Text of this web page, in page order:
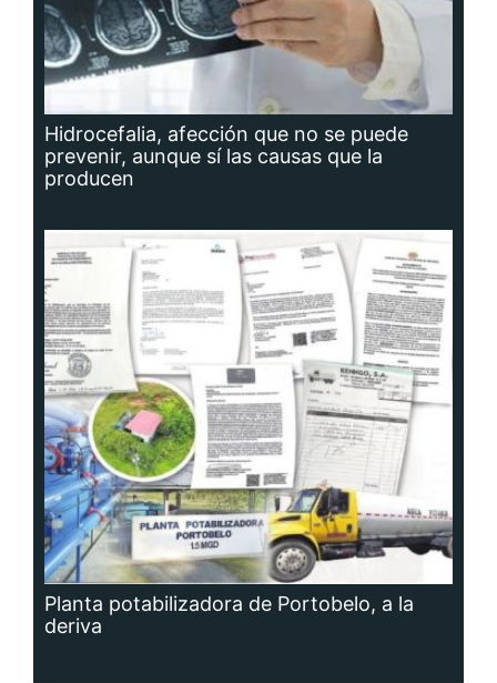
Hidrocefalia, afección que no se puede
prevenir, aunque sí las causas que la
producen
Planta potabilizadora de Portobelo, a la
deriva